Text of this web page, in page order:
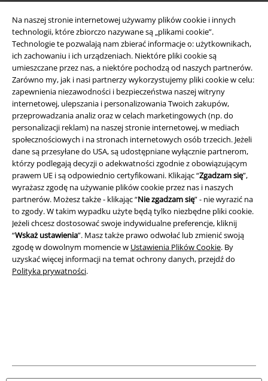
Na naszej stronie internetowej używamy plików cookie i innych
technologii, które zbiorczo nazywane są „plikami cookie”.
Technologie te pozwalają nam zbierać informacje o: użytkownikach,
ich zachowaniu i ich urządzeniach. Niektóre pliki cookie są
umieszczane przez nas, a niektóre pochodzą od naszych partnerów.
Zarówno my, jak i nasi partnerzy wykorzystujemy pliki cookie w celu:
zapewnienia niezawodności i bezpieczeństwa naszej witryny
internetowej, ulepszania i personalizowania Twoich zakupów,
przeprowadzania analiz oraz w celach marketingowych (np. do
personalizacji reklam) na naszej stronie internetowej, w mediach
społecznościowych i na stronach internetowych osób trzecich. Jeżeli
dane są przesyłane do USA, są udostępniane wyłącznie partnerom,
którzy podlegają decyzji o adekwatności zgodnie z obowiązującym
prawem UE i są odpowiednio certyfikowani. Klikając “Zgadzam się”,
wyrażasz zgodę na używanie plików cookie przez nas i naszych
partnerów. Możesz także - klikając “Nie zgadzam się” - nie wyrazić na
to zgody. W takim wypadku użyte będą tylko niezbędne pliki cookie.
Jeżeli chcesz dostosować swoje indywidualne preferencje, kliknij
“Wskaż ustawienia”. Masz także prawo odwołać lub zmienić swoją
zgodę w dowolnym momencie w Ustawienia Plików Cookie. By
uzyskać więcej informacji na temat ochrony danych, przejdź do
Polityka prywatności.
Informacje prawne
Regulamin
Dane firmy
Polityka prywatności
Unieszkodliwianie odpadów i ochrona środowiska
Deklaracja Zgodności
Wszystkie ceny zawierają podatek VAT. Nie zawierająkosztów